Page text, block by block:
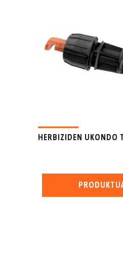
HERBIZIDEN UKONDO